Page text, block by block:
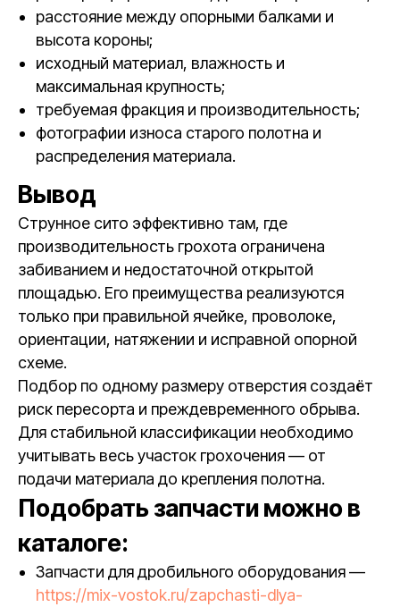
расстояние между опорными балками и
высота короны;
исходный материал, влажность и
максимальная крупность;
требуемая фракция и производительность;
фотографии износа старого полотна и
распределения материала.
Вывод
Струнное сито эффективно там, где
производительность грохота ограничена
забиванием и недостаточной открытой
площадью. Его преимущества реализуются
только при правильной ячейке, проволоке,
ориентации, натяжении и исправной опорной
схеме.
Подбор по одному размеру отверстия создаёт
риск пересорта и преждевременного обрыва.
Для стабильной классификации необходимо
учитывать весь участок грохочения — от
подачи материала до крепления полотна.
Подобрать запчасти можно в
каталоге:
Запчасти для дробильного оборудования —
https://mix-vostok.ru/zapchasti-dlya-